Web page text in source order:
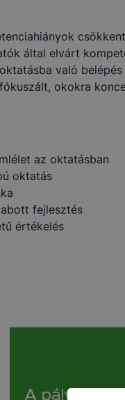
által elvárt
való
okokra
az oktatásban
oktatás
fejlesztés
értékelés